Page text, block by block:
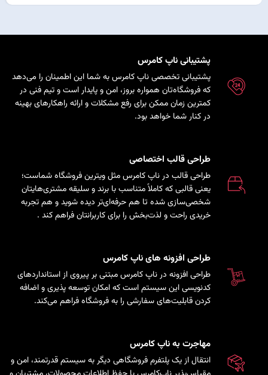
پشتیبانی ناپ کامرس
پشتیبانی تخصصی ناپ کامرس به شما این اطمینان را می‌دهد
که فروشگاه‌تان همواره بروز، امن و پایدار است و تیم فنی در
کمترین زمان ممکن برای رفع مشکلات و ارائه راهکارهای بهینه
در کنار شما خواهد بود.
طراحی قالب اختصاصی
طراحی قالب در ناپ کامرس مثل ویترین فروشگاه شماست؛
یعنی قالبی که کاملاً متناسب با برند و سلیقه مشتری‌هایتان
شخصی‌سازی شده تا هم حرفه‌ای‌تر دیده شوید و هم تجربه
خریدی راحت و لذت‌بخش را برای کاربرانتان فراهم کند .
طراحی افزونه های ناپ کامرس
طراحی افزونه در ناپ کامرس مبتنی بر پیروی از استانداردهای
کدنویسی این سیستم است که امکان توسعه پذیری و اضافه
کردن قابلیت‌های سفارشی را به فروشگاه فراهم می‌کند.
مهاجرت به ناپ کامرس
انتقال از یک پلتفرم فروشگاهی دیگر به سیستم قدرتمند، امن و